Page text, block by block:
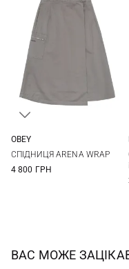
OBEY
СПІДНИЦЯ ARENA WRAP
4 800 ГРН
ВАС МОЖЕ